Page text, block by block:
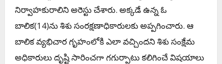
నిర్వాహకురాలిని అరెస్టు చేశారు. అక్కడే ఉన్న ఓ
బాలిక(14)ను శిశు సంరక్షణాధికారులకు అప్పగించారు. ఆ
బాలిక వ్యభిచార గృహంలోకి ఎలా వచ్చింద‌ని శిశు సంక్షేమ
అధికారులు దృష్టి సారించ‌గా గ‌గుర్పాటు క‌లిగించే విష‌యాలు